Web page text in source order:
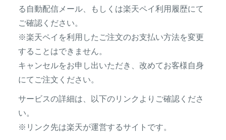
る自動配信メール、もしくは楽天ペイ利用履歴にて
ご確認ください。
※楽天ペイを利用したご注文のお支払い方法を変更
することはできません。
キャンセルをお申し出いただき、改めてお客様自身
にてご注文ください。
サービスの詳細は、以下のリンクよりご確認くださ
い。
※リンク先は楽天が運営するサイトです。